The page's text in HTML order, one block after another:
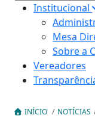
Institucional
Mesa
Sobre a
Vereadores
INÍCIO / NOTÍCIAS